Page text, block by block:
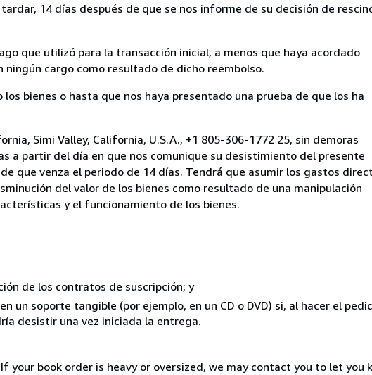
14 días después de que se nos informe de su decisión de
que utilizó para la transacción inicial, a menos que haya acordado
cargo como resultado de dicho reembolso.
bienes o hasta que nos haya presentado una prueba de que los ha
Simi Valley, California, U.S.A., +1 805-306-1772 25, sin demoras
a partir del día en que nos comunique su desistimiento del presente
que venza el periodo de 14 días. Tendrá que asumir los gastos
del valor de los bienes como resultado de una manipulación
y el funcionamiento de los bienes.
de los contratos de suscripción; y
un soporte tangible (por ejemplo, en un CD o DVD) si, al hacer el
desistir una vez iniciada la entrega.
your book order is heavy or oversized, we may contact you to let you